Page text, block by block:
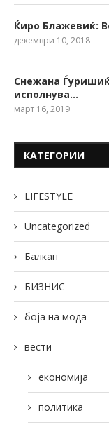
Ќиро Блажевиќ:
декември 10, 2018
Снежана
исполнува…
март 16, 2019
КАТЕГОРИИ
LIFESTYLE
Uncategorized
Балкан
БИЗНИС
боја на мода
вести
економија
политика